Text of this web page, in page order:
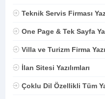
Teknik Servis Firması
One Page & Tek Sayfa
Villa ve Turizm Firma
İlan Sitesi Yazılımları
Çoklu Dil Özellikli Tüm